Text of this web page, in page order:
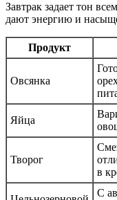
Завтрак задает тон
дают энергию и
Продукт
Овсянка
Яйца
Творог
в
С